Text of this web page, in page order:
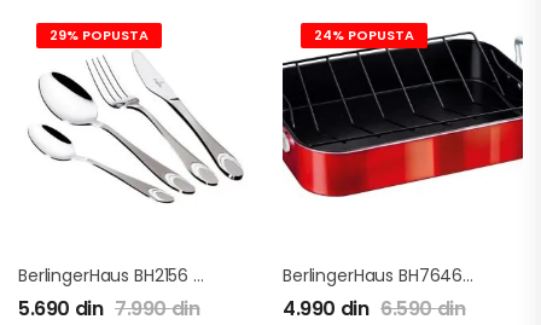
29% POPUSTA
BerlingerHaus BH2156 – Pribor Za Jelo 24 Delova
5.690 din 7.990din
24% POPUSTA
BerlingerHaus BH7646 Burgundy Pleh Za Pečenje Sa Grill Žicom
4.990 din 6.590din